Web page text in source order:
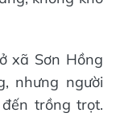
xã Sơn Hồng
nhưng người
trồng trọt.